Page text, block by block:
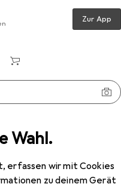
Wahl.
erfassen wir mit Cookies
zu deinem Gerät
Zur App
D-Link DUB-M810